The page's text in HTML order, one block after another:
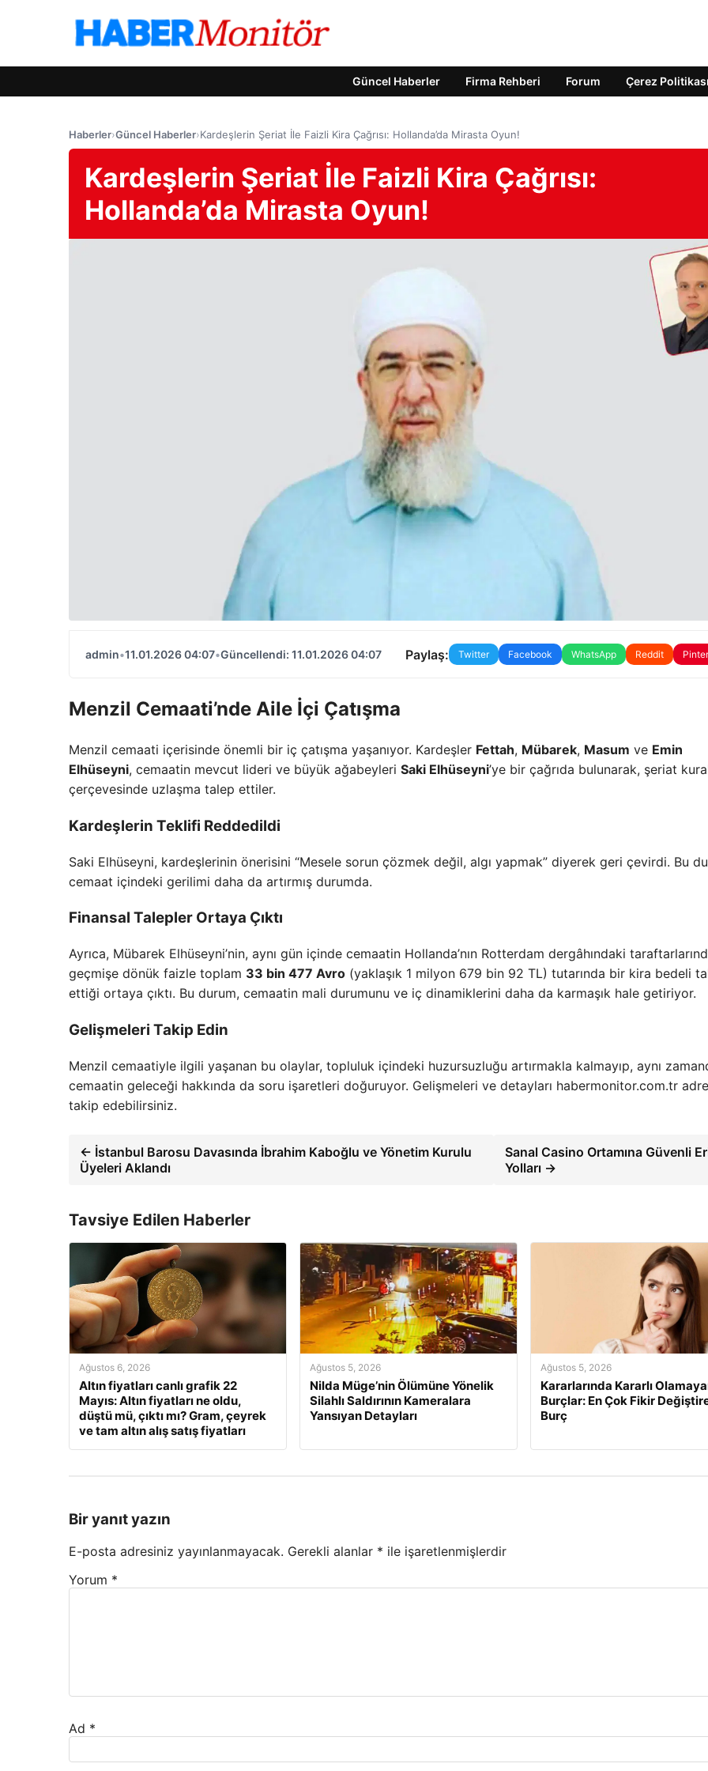
Güncel Haberler Firma Rehberi Forum Çerez Politikası
Haberler›Güncel Haberler›Kardeşlerin Şeriat İle Faizli Kira Çağrısı: Hollanda’da Mirasta Oyun!
Kardeşlerin Şeriat İle Faizli Kira Çağrısı:
Hollanda’da Mirasta Oyun!
admin•11.01.2026 04:07•Güncellendi: 11.01.2026 04:07 Paylaş: Twitter Facebook WhatsApp Reddit
Menzil Cemaati’nde Aile İçi Çatışma
Menzil cemaati içerisinde önemli bir iç çatışma yaşanıyor. Kardeşler Fettah, Mübarek, Masum ve Emin
Elhüseyni, cemaatin mevcut lideri ve büyük ağabeyleri Saki Elhüseyni’ye bir çağrıda bulunarak, şeriat
çerçevesinde uzlaşma talep ettiler.
Kardeşlerin Teklifi Reddedildi
Saki Elhüseyni, kardeşlerinin önerisini “Mesele sorun çözmek değil, algı yapmak” diyerek geri çevirdi. Bu
cemaat içindeki gerilimi daha da artırmış durumda.
Finansal Talepler Ortaya Çıktı
Ayrıca, Mübarek Elhüseyni’nin, aynı gün içinde cemaatin Hollanda’nın Rotterdam dergâhındaki
geçmişe dönük faizle toplam 33 bin 477 Avro (yaklaşık 1 milyon 679 bin 92 TL) tutarında bir kira bedeli
ettiği ortaya çıktı. Bu durum, cemaatin mali durumunu ve iç dinamiklerini daha da karmaşık hale getiriyor.
Gelişmeleri Takip Edin
Menzil cemaatiyle ilgili yaşanan bu olaylar, topluluk içindeki huzursuzluğu artırmakla kalmayıp, aynı
cemaatin geleceği hakkında da soru işaretleri doğuruyor. Gelişmeleri ve detayları habermonitor.com.tr
takip edebilirsiniz.
← İstanbul Barosu Davasında İbrahim Kaboğlu ve Yönetim Kurulu
Üyeleri Aklandı
Sanal Casino Ortamına Güvenli
Yolları →
Tavsiye Edilen Haberler
Ağustos 6, 2026
Altın fiyatları canlı grafik 22
Mayıs: Altın fiyatları ne oldu,
düştü mü, çıktı mı? Gram, çeyrek
ve tam altın alış satış fiyatları
Ağustos 5, 2026
Nilda Müge’nin Ölümüne Yönelik
Silahlı Saldırının Kameralara
Yansıyan Detayları
Ağustos 5, 2026
Kararlarında Kararlı
Burçlar: En Çok Fikir
Burç
Bir yanıt yazın
E-posta adresiniz yayınlanmayacak. Gerekli alanlar * ile işaretlenmişlerdir
Yorum *
Ad *